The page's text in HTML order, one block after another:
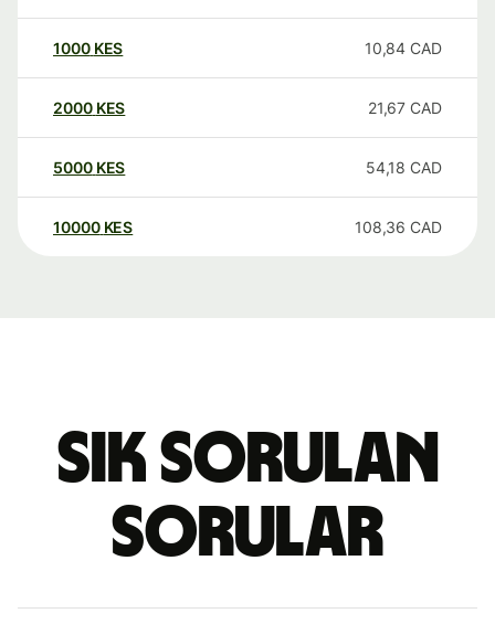
1000 KES 10,84 CAD
2000 KES 21,67 CAD
5000 KES 54,18 CAD
10000 KES 108,36 CAD
Sık sorulan
sorular